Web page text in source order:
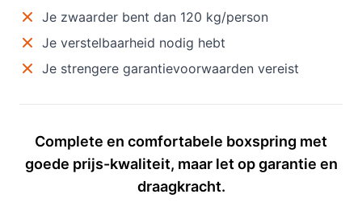
Je zwaarder bent dan 120 kg/person
Je verstelbaarheid nodig hebt
Je strengere garantievoorwaarden vereist
Complete en comfortabele boxspring met
goede prijs-kwaliteit, maar let op garantie en
draagkracht.